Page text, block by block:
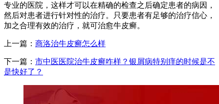
专业的医院，这样才可以在精确的检查之后确定患者的病因，
然后对患者进行针对性的治疗。只要患者有足够的治疗信心，
加之合理有效的治疗，就可治愈牛皮癣。
上一篇： 商洛治牛皮癣怎么样
下一篇： 市中医医院治牛皮癣咋样？银屑病特别痒的时候是不
是快好了？